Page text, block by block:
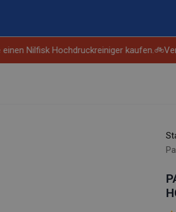
Nilfisk Hochdruckreiniger kaufen.🚲